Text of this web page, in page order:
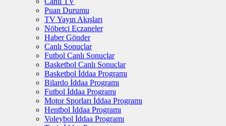
Puan Durumu
TV Yayın Akışları
Nöbetçi Eczaneler
Haber Gönder
Canlı Sonuçlar
Futbol Canlı Sonuçlar
Basketbol Canlı Sonuçlar
Basketbol İddaa Programı
Bilardo İddaa Programı
Futbol İddaa Programı
Motor Sporları İddaa Programı
Hentbol İddaa Programı
Voleybol İddaa Programı